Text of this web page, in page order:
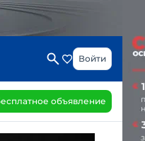
Войти
объявление